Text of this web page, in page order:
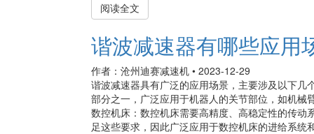
阅读全文
谐波减速器有哪些应用
作者：沧州迪赛减速机 • 2023-12-29
谐波减速器具有广泛的应用场景，主要涉及以下
部分之一，广泛应用于机器人的关节部位，如机
数控机床：数控机床需要高精度、高稳定性的传
足这些要求，因此广泛应用于数控机床的进给系